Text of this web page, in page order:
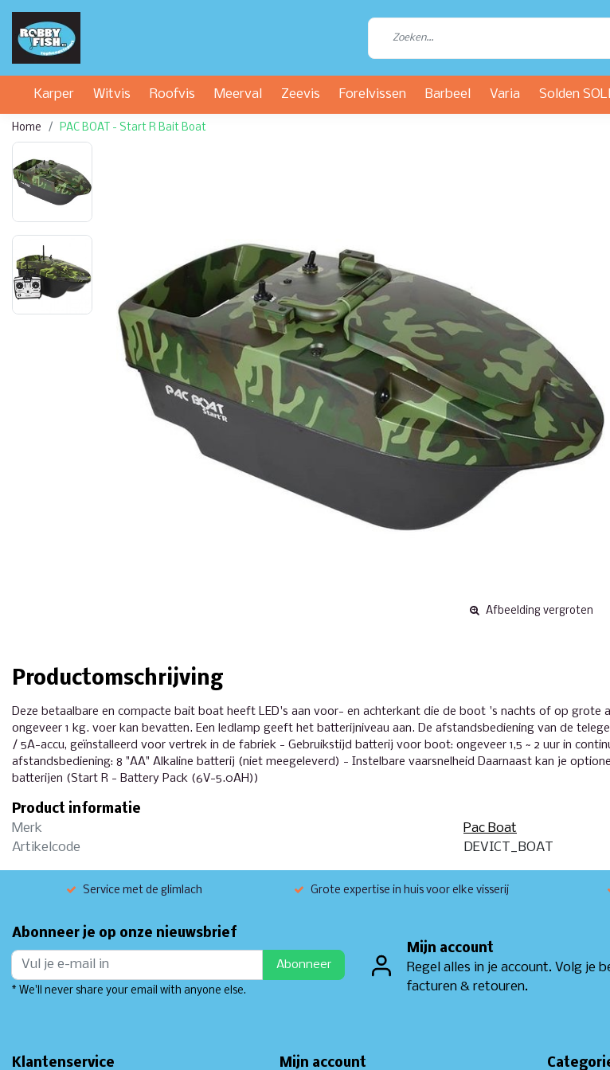
Karper Witvis Roofvis Meerval Zeevis Forelvissen Barbeel Varia Solden
Home PAC BOAT - Start R Bait Boat
Afbeelding vergroten
Productomschrijving
Deze betaalbare en compacte bait boat heeft LED's aan voor- en achterkant die de boot 's nachts of op grote
ongeveer 1 kg. voer kan bevatten. Een ledlamp geeft het batterijniveau aan. De afstandsbediening van de
/ 5A-accu, geïnstalleerd voor vertrek in de fabriek - Gebruikstijd batterij voor boot: ongeveer 1,5 ~ 2 uur in
afstandsbediening: 8 "AA" Alkaline batterij (niet meegeleverd) - Instelbare vaarsnelheid Daarnaast kan je
batterijen (Start R - Battery Pack (6V-5.0AH))
Product informatie
Merk
Pac Boat
Artikelcode
DEVICT_BOAT
Service met de glimlach Grote expertise in huis voor elke visserij
Abonneer je op onze nieuwsbrief
Abonneer
* We'll never share your email with anyone else.
Mijn account
Regel alles in je account. Volg je
facturen & retouren.
Klantenservice Mijn account